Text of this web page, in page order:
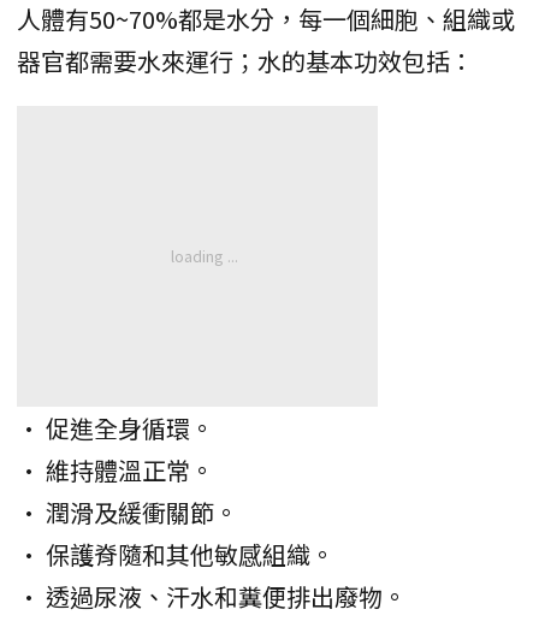
人體有50~70%都是水分，每一個細胞、組織或
器官都需要水來運行；水的基本功效包括：
• 促進全身循環。
• 維持體溫正常。
• 潤滑及緩衝關節。
• 保護脊隨和其他敏感組織。
• 透過尿液、汗水和糞便排出廢物。